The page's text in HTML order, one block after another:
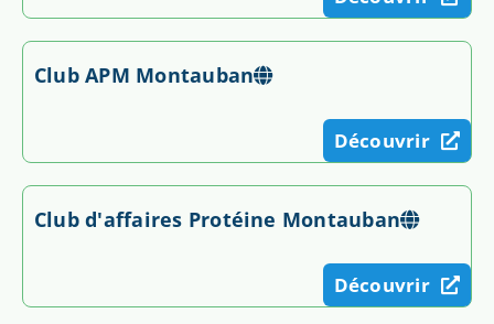
Club APM Montauban
Découvrir
Club d'affaires Protéine Montauban
Découvrir